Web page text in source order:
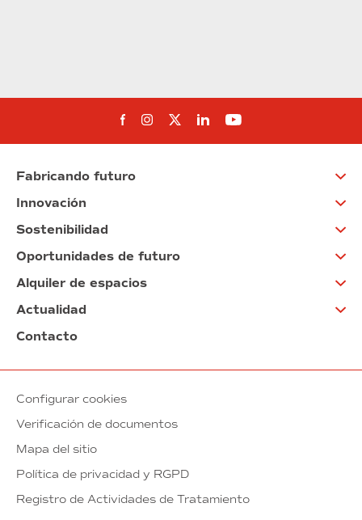
Síguenos en Facebook
Síguenos en Instagram
Síguenos en Twitter
Síguenos en Linkedin
Síguenos en
Fabricando futuro
Innovación
Sostenibilidad
Oportunidades de futuro
Alquiler de espacios
Actualidad
Contacto
Configurar cookies
Verificación de documentos
Mapa del sitio
Política de privacidad y RGPD
Registro de Actividades de Tratamiento